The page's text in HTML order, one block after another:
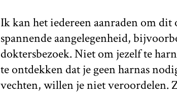
Ik kan het iedereen aanraden om
spannende aangelegenheid,
doktersbezoek. Niet om jezelf te
te ontdekken dat je geen harnas
vechten, willen je niet veroordelen.